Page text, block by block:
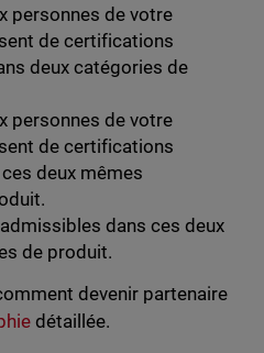
personnes de votre
de certifications
deux catégories de
personnes de votre
de certifications
deux mêmes
dans ces deux
de produit.
devenir partenaire
détaillée.